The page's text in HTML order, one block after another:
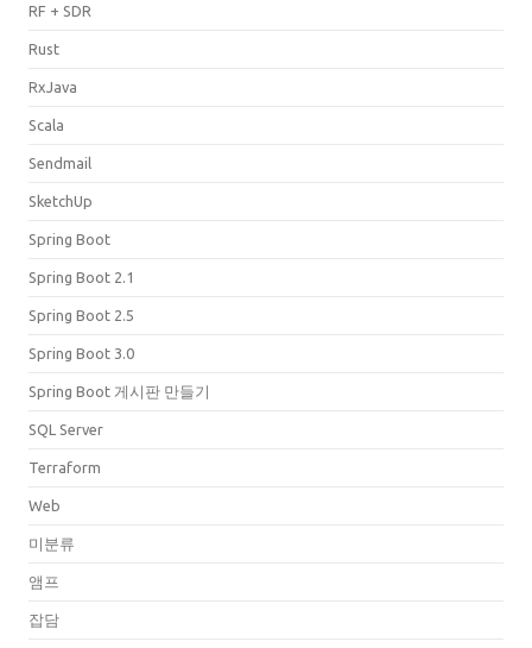
RF + SDR
Rust
RxJava
Scala
Sendmail
SketchUp
Spring Boot
Spring Boot 2.1
Spring Boot 2.5
Spring Boot 3.0
Spring Boot 게시판 만들기
SQL Server
Terraform
Web
미분류
앰프
잡담